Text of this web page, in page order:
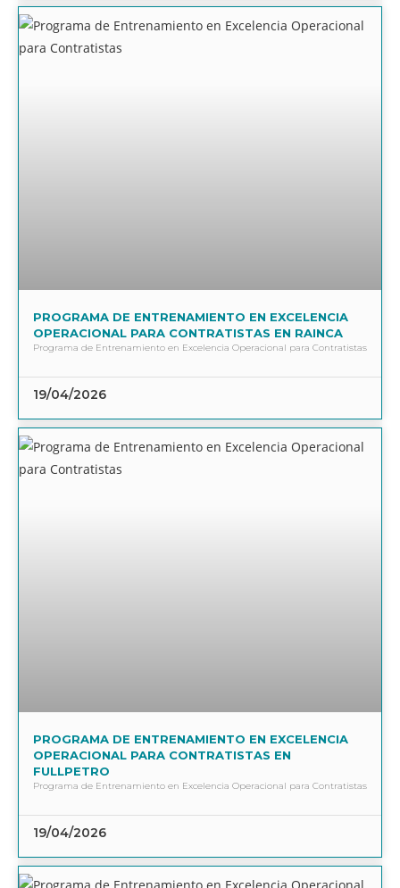
PROGRAMA DE ENTRENAMIENTO EN EXCELENCIA
OPERACIONAL PARA CONTRATISTAS EN RAINCA
Programa de Entrenamiento en Excelencia Operacional para Contratistas
19/04/2026
PROGRAMA DE ENTRENAMIENTO EN EXCELENCIA
OPERACIONAL PARA CONTRATISTAS EN
FULLPETRO
Programa de Entrenamiento en Excelencia Operacional para Contratistas
19/04/2026